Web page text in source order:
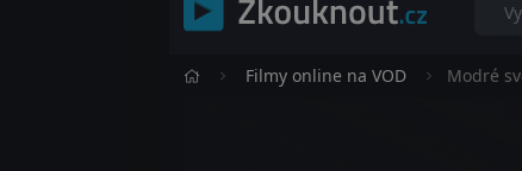
Filmy online na VOD Modré